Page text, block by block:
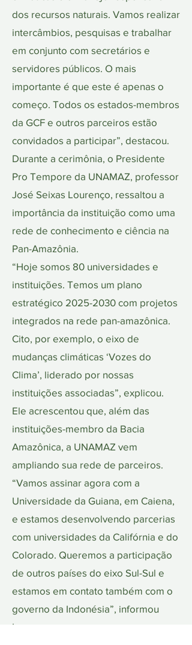
dos recursos naturais. Vamos realizar
intercâmbios, pesquisas e trabalhar
em conjunto com secretários e
servidores públicos. O mais
importante é que este é apenas o
começo. Todos os estados-membros
da GCF e outros parceiros estão
convidados a participar”, destacou.
Durante a cerimônia, o Presidente
Pro Tempore da UNAMAZ, professor
José Seixas Lourenço, ressaltou a
importância da instituição como uma
rede de conhecimento e ciência na
Pan-Amazônia.
“Hoje somos 80 universidades e
instituições. Temos um plano
estratégico 2025-2030 com projetos
integrados na rede pan-amazônica.
Cito, por exemplo, o eixo de
mudanças climáticas ‘Vozes do
Clima’, liderado por nossas
instituições associadas”, explicou.
Ele acrescentou que, além das
instituições-membro da Bacia
Amazônica, a UNAMAZ vem
ampliando sua rede de parceiros.
“Vamos assinar agora com a
Universidade da Guiana, em Caiena,
e estamos desenvolvendo parcerias
com universidades da Califórnia e do
Colorado. Queremos a participação
de outros países do eixo Sul-Sul e
estamos em contato também com o
governo da Indonésia”, informou
Lourenço.